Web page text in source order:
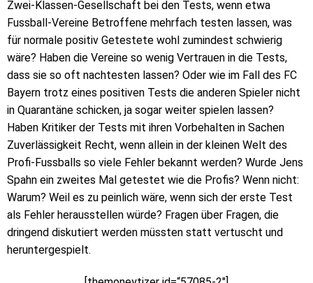
Zwei-Klassen-Gesellschaft bei den Tests, wenn etwa
Fussball-Vereine Betroffene mehrfach testen lassen, was
für normale positiv Getestete wohl zumindest schwierig
wäre? Haben die Vereine so wenig Vertrauen in die Tests,
dass sie so oft nachtesten lassen? Oder wie im Fall des FC
Bayern trotz eines positiven Tests die anderen Spieler nicht
in Quarantäne schicken, ja sogar weiter spielen lassen?
Haben Kritiker der Tests mit ihren Vorbehalten in Sachen
Zuverlässigkeit Recht, wenn allein in der kleinen Welt des
Profi-Fussballs so viele Fehler bekannt werden? Wurde Jens
Spahn ein zweites Mal getestet wie die Profis? Wenn nicht:
Warum? Weil es zu peinlich wäre, wenn sich der erste Test
als Fehler herausstellen würde? Fragen über Fragen, die
dringend diskutiert werden müssten statt vertuscht und
heruntergespielt.